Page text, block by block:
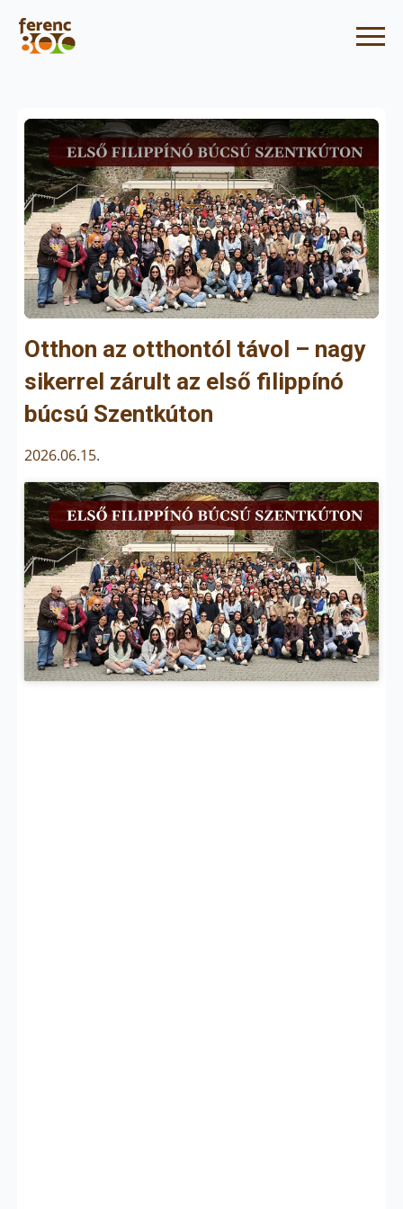
Otthon az otthontól távol – nagy
sikerrel zárult az első filippínó
búcsú Szentkúton
2026.06.15.